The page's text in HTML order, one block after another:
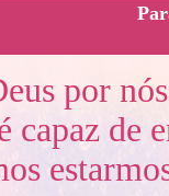
por
capaz de